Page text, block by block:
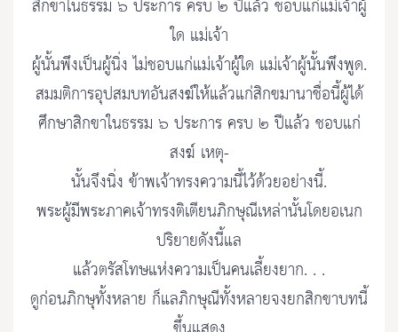
สิกขาในธรรม ๖ ประการ ครบ ๒ ปีแล้ว ชอบแก่แม่เจ้าผู้
ใด แม่เจ้า
ผู้นั้นพึงเป็นผู้นิ่ง ไม่ชอบแก่แม่เจ้าผู้ใด แม่เจ้าผู้นั้นพึงพูด.
สมมติการอุปสมบทอันสงฆ์ให้แล้วแก่สิกขมานาชื่อนี้ผู้ได้
ศึกษาสิกขาในธรรม ๖ ประการ ครบ ๒ ปีแล้ว ชอบแก่
สงฆ์ เหตุ-
นั้นจึงนิ่ง ข้าพเจ้าทรงความนี้ไว้ด้วยอย่างนี้.
พระผู้มีพระภาคเจ้าทรงติเตียนภิกษุณีเหล่านั้นโดยอเนก
ปริยายดังนี้แล
แล้วตรัสโทษแห่งความเป็นคนเลี้ยงยาก. . .
ดูก่อนภิกษุทั้งหลาย ก็แลภิกษุณีทั้งหลายจงยกสิกขาบทนี้